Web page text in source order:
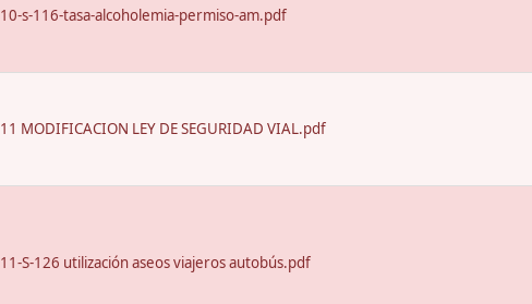
10-s-116-tasa-alcoholemia-permiso-am.pdf
11 MODIFICACION LEY DE SEGURIDAD VIAL.pdf
11-S-126 utilización aseos viajeros autobús.pdf